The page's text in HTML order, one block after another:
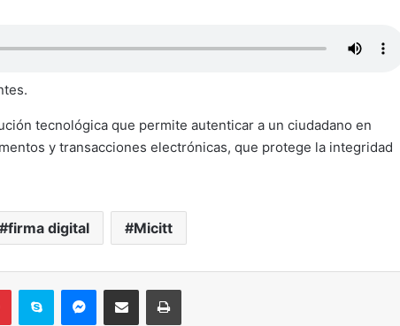
tecnológica que permite autenticar a un ciudadano en
y transacciones electrónicas, que protege la integridad
firma digital Micitt
PinterestSkype MessengerCompartir por correo electrónicoImprimir